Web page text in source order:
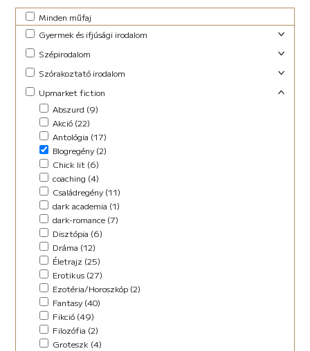
Minden műfaj
Gyermek és ifjúsági irodalom
Foglalkoztató (29)
Ifjúsági (Young Adult) (47)
Lányregény (7)
Mese (141)
New Adult (9)
Novella (4)
Vers (27)
Szépirodalom
Családregény (3)
Novella (10)
Regény (13)
Szociodráma (2)
Vers (36)
Szórakoztató irodalom
Akció (13)
Chick lit (4)
coaching (1)
Családregény (8)
Dark Fantasy (1)
Disztópia (4)
Életrajz (7)
Erotikus (14)
Ezotéria/Horoszkóp (3)
Fikció (46)
fun fiction (1)
Háború (2)
Horror (5)
Kaland (11)
Kisregény (10)
Lélektani regény (12)
Upmarket fiction
Abszurd (9)
Akció (22)
Antológia (17)
Blogregény (2)
Chick lit (6)
coaching (4)
Családregény (11)
dark academia (1)
dark-romance (7)
Disztópia (6)
Dráma (12)
Életrajz (25)
Erotikus (27)
Ezotéria/Horoszkóp (2)
Fantasy (40)
Fikció (49)
Filozófia (2)
Groteszk (4)